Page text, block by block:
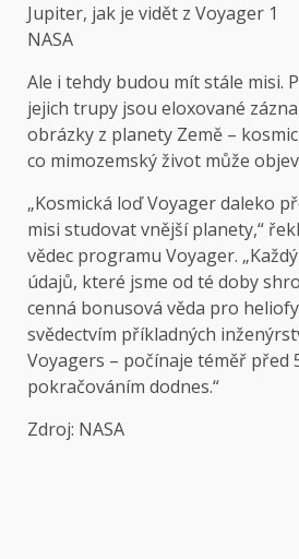
Jupiter, jak je vidět z Voyager 1
NASA
Ale i tehdy budou mít stále misi.
jejich trupy jsou eloxované
obrázky z planety Země –
co mimozemský život může
„Kosmická loď Voyager daleko
misi studovat vnější planety,“
vědec programu Voyager.
údajů, které jsme od té doby
cenná bonusová věda pro
svědectvím příkladných
Voyagers – počínaje téměř před
pokračováním dodnes.“
Zdroj: NASA